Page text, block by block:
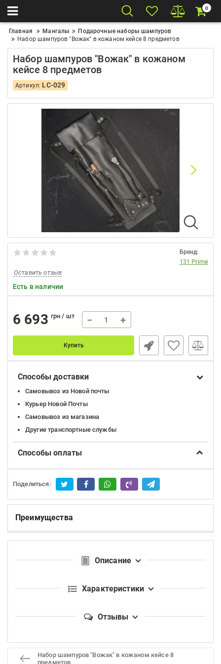
0
Главная Мангалы
Подарочные наборы шампуров
Набор шампуров "Вожак" в кожаном кейсе 8 предметов
Набор шампуров "Вожак" в кожаном
кейсе 8 предметов
Артикул: LC-029
Бренд:
131 Prime
Оставить отзыв
Есть в наличии
6 693 грн / шт − +
Купить
Способы доставки
Самовывоз из Новой почты
Курьер Новой Почты
Самовывоз из магазина
Другие транспортные службы
Способы оплаты
Поделиться:
Преимущества
Описание
Характеристики
Отзывы
Набор шампуров "Вожак" в кожаном кейсе 8
предметов